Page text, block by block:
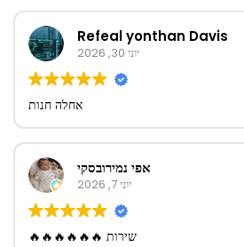
Refeal yonthan Davis
יוני 30, 2026
אחלה חנות
אפי נמירובסקי
יוני 7, 2026
שירות 🔥🔥🔥🔥🔥🔥